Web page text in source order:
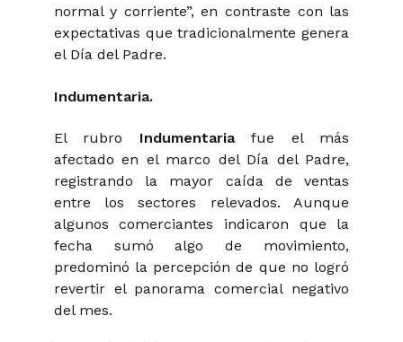
normal y corriente”, en contraste con las
expectativas que tradicionalmente genera
el Día del Padre.
Indumentaria.
El rubro Indumentariafue el más
afectado en el marco del Día del Padre,
registrando la mayor caída de ventas
entre los sectores relevados. Aunque
algunos comerciantes indicaron que la
fecha sumó algo de movimiento,
predominó la percepción de que no logró
revertir el panorama comercial negativo
del mes.